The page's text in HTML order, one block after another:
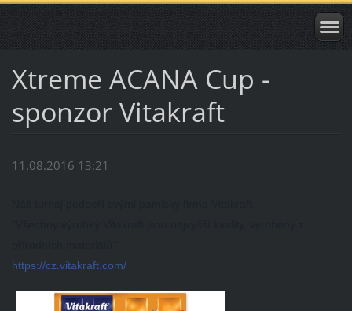
Xtreme ACANA Cup -
sponzor Vitakraft
11.08.2016 13:21
https://cz.vitakraft.com/